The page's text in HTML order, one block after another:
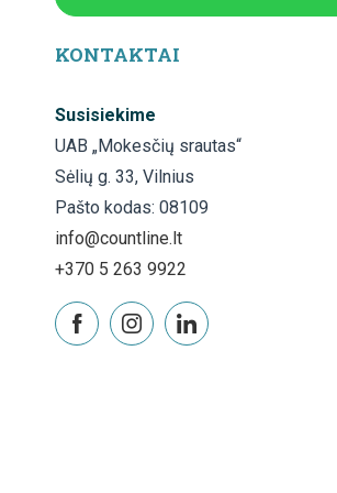
KONTAKTAI
Susisiekime
UAB „Mokesčių srautas“
Sėlių g. 33, Vilnius
Pašto kodas: 08109
info@countline.lt
+370 5 263 9922